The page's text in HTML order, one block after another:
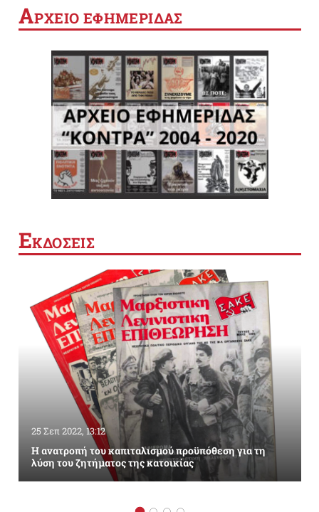
ΑΡΧΕΙΟ ΕΦΗΜΕΡΙΔΑΣ
ΕΚΔΟΣΕΙΣ
25 Σεπ 2022, 13:12
Η ανατροπή του καπιταλισμού προϋπόθεση για τη
λύση του ζητήματος της κατοικίας